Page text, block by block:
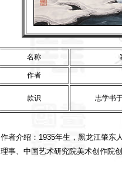
名称
作者
款识 志学书
作者介绍：1935年生，黑龙江肇东
理事、中国艺术研究院美术创作院